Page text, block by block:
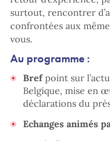
surtout, rencontrer
confrontées aux
vous.
Au programme :
Brefpoint sur
Belgique, mise en
déclarations du
Echanges animés